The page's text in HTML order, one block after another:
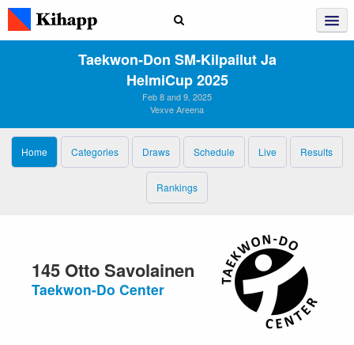
Taekwon‑Don SM‑kilpailut Ja
HelmiCup 2025
Feb 8 and 9, 2025
Vexve Areena
Home Categories Draws Schedule Live Results
Rankings
145 Otto Savolainen
Taekwon-Do Center